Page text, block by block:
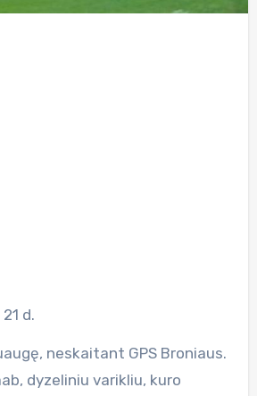
d.
neskaitant GPS Broniaus.
dyzeliniu varikliu, kuro